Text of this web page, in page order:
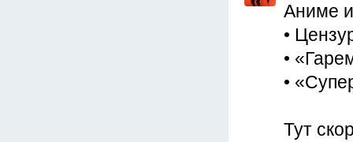
Аниме
•
•
•
Тут